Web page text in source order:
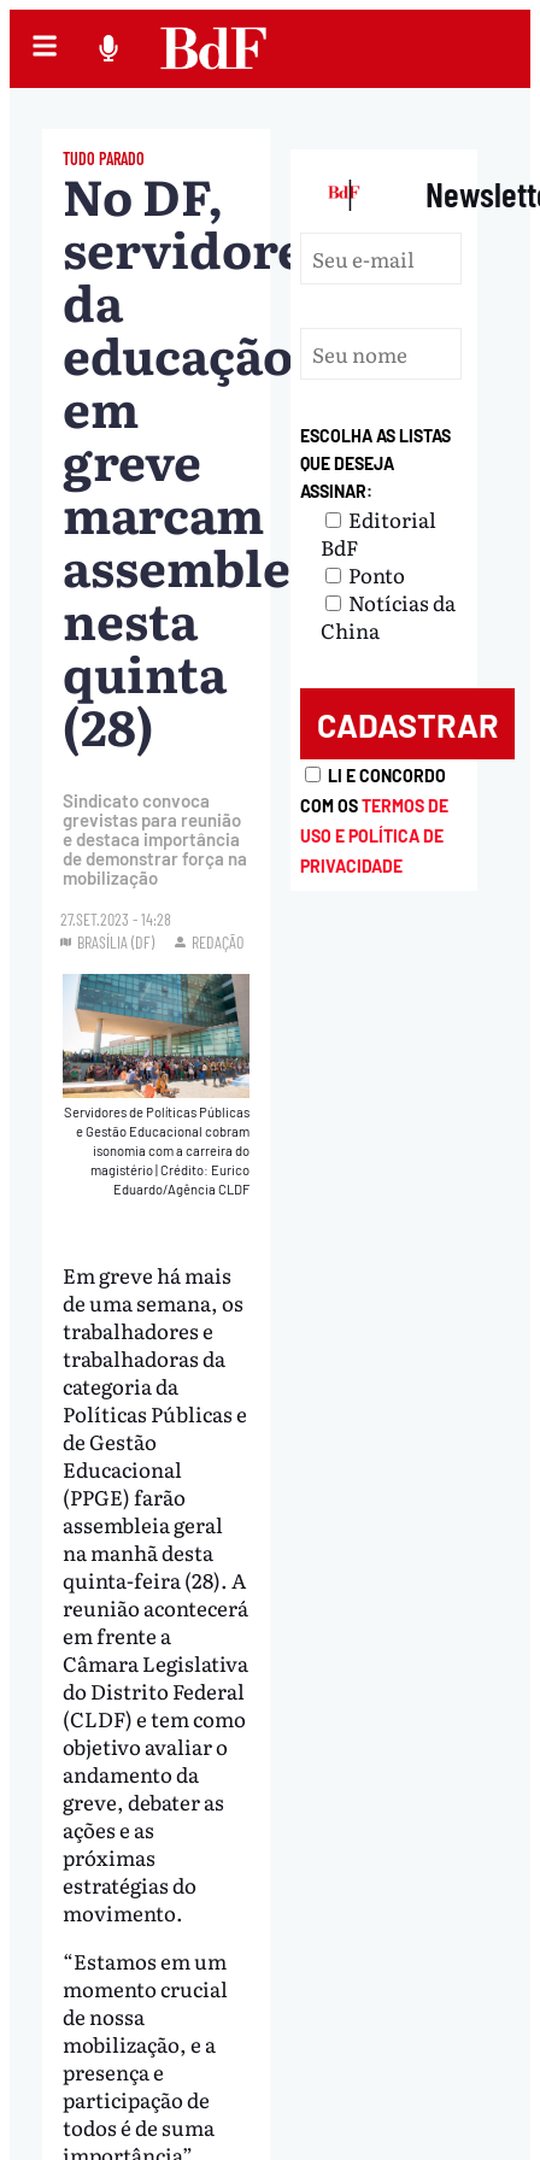
TUDO PARADO
No DF,
servidores
da
educação
em
greve
marcam
assembleia
nesta
quinta
(28)
Sindicato convoca
grevistas para reunião
e destaca importância
de demonstrar força na
mobilização
27.SET.2023 - 14:28
BRASÍLIA (DF)
REDAÇÃO
Servidores de Políticas Públicas
e Gestão Educacional cobram
isonomia com a carreira do
magistério Crédito: Eurico
Eduardo/Agência CLDF
Em greve há mais
de uma semana, os
trabalhadores e
trabalhadoras da
categoria da
Políticas Públicas e
de Gestão
Educacional
(PPGE) farão
assembleia geral
na manhã desta
quinta-feira (28). A
reunião acontecerá
em frente a
Câmara Legislativa
do Distrito Federal
(CLDF) e tem como
objetivo avaliar o
andamento da
greve, debater as
ações e as
próximas
estratégias do
movimento.
“Estamos em um
momento crucial
de nossa
mobilização, e a
presença e
participação de
todos é de suma
|
ESCOLHA AS LISTAS
QUE DESEJA
ASSINAR:
Editorial
BdF
Ponto
Notícias da
China
LI E CONCORDO
COM OSTERMOS DE
USO E POLÍTICA DE
PRIVACIDADE